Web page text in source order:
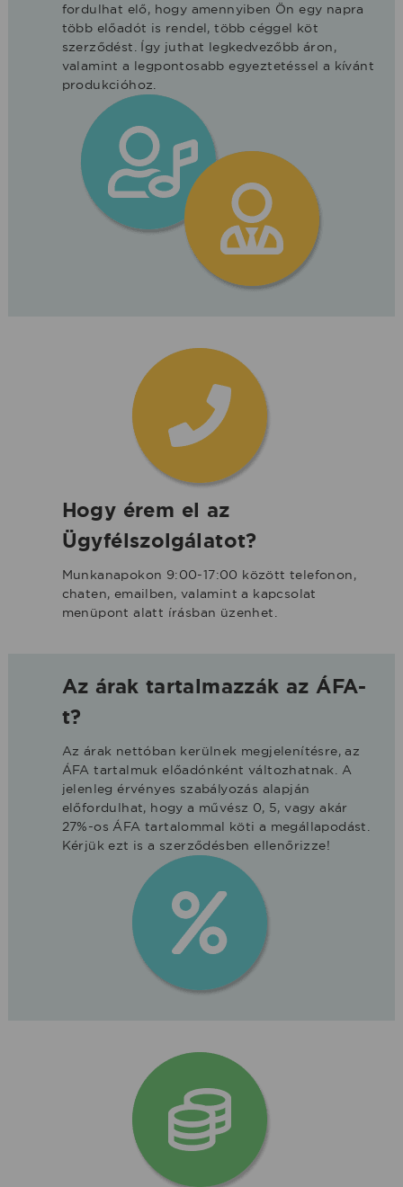
fordulhat elő, hogy amennyiben Ön egy napra
több előadót is rendel, több céggel köt
szerződést. Így juthat legkedvezőbb áron,
valamint a legpontosabb egyeztetéssel a kívánt
produkcióhoz.
Hogy érem el az
Ügyfélszolgálatot?
Munkanapokon 9:00-17:00 között telefonon,
chaten, emailben, valamint a kapcsolat
menüpont alatt írásban üzenhet.
Az árak tartalmazzák az ÁFA-
t?
Az árak nettóban kerülnek megjelenítésre, az
ÁFA tartalmuk előadónként változhatnak. A
jelenleg érvényes szabályozás alapján
előfordulhat, hogy a művész 0, 5, vagy akár
27%-os ÁFA tartalommal köti a megállapodást.
Kérjük ezt is a szerződésben ellenőrizze!